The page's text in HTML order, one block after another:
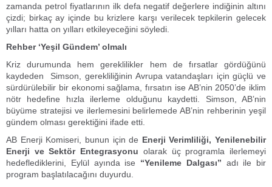
zamanda petrol fiyatlarının ilk defa negatif değerlere indiğinin altını
çizdi; birkaç ay içinde bu krizlere karşı verilecek tepkilerin gelecek
yılları hatta on yılları etkileyeceğini söyledi.
Rehber ‘Yeşil Gündem’ olmalı
Kriz durumunda hem gereklilikler hem de fırsatlar gördüğünü
kaydeden Simson, gerekliliğinin Avrupa vatandaşları için güçlü ve
sürdürülebilir bir ekonomi sağlama, fırsatın ise AB’nin 2050’de iklim
nötr hedefine hızla ilerleme olduğunu kaydetti. Simson, AB’nin
büyüme stratejisi ve ilerlemesini belirlemede AB’nin rehberinin yeşil
gündem olması gerektiğini ifade etti.
AB Enerji Komiseri, bunun için de Enerji Verimliliği, Yenilenebilir
Enerji ve Sektör Entegrasyonu olarak üç programla ilerlemeyi
hedeflediklerini, Eylül ayında ise “Yenileme Dalgası” adı ile bir
program başlatılacağını duyurdu.